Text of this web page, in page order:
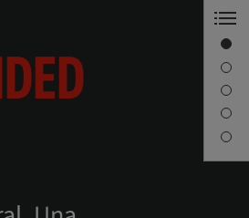
Características y ventajas